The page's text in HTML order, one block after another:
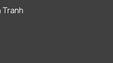
Tranh